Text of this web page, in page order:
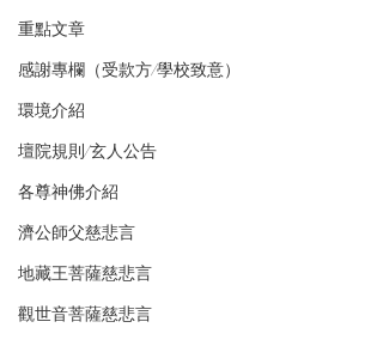
重點文章
感謝專欄（受款方/學校致意）
環境介紹
壇院規則/玄人公告
各尊神佛介紹
濟公師父慈悲言
地藏王菩薩慈悲言
觀世音菩薩慈悲言